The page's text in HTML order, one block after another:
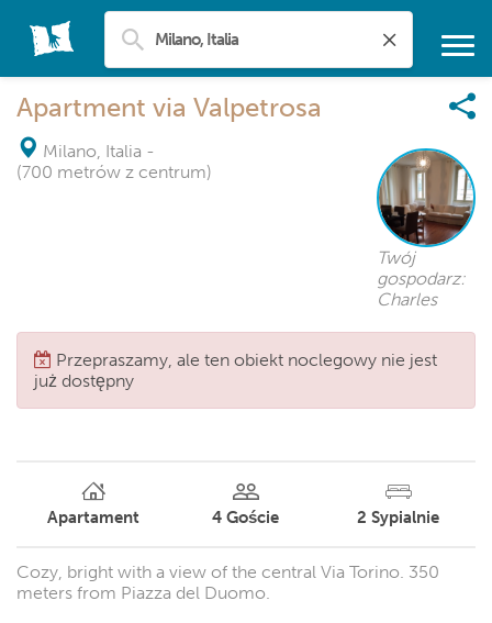
Apartment via Valpetrosa
Milano, Italia -
(700 metrów z centrum)
Twój
gospodarz:
Charles
Przepraszamy, ale ten obiekt noclegowy nie jest
już dostępny
Apartament 4 Goście 2 Sypialnie
Cozy, bright with a view of the central Via Torino. 350
meters from Piazza del Duomo.